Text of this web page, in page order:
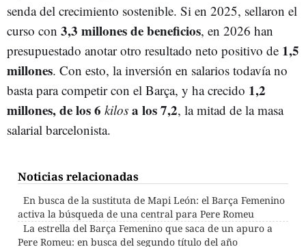
senda del crecimiento sostenible. Si en 2025, sellaron el
curso con 3,3 millones de beneficios, en 2026 han
presupuestado anotar otro resultado neto positivo de 1,5
millones. Con esto, la inversión en salarios todavía no
basta para competir con el Barça, y ha crecido 1,2
millones, de los 6 kilos a los 7,2, la mitad de la masa
salarial barcelonista.
Noticias relacionadas
En busca de la sustituta de Mapi León: el Barça Femenino
activa la búsqueda de una central para Pere Romeu
La estrella del Barça Femenino que saca de un apuro a
Pere Romeu: en busca del segundo título del año